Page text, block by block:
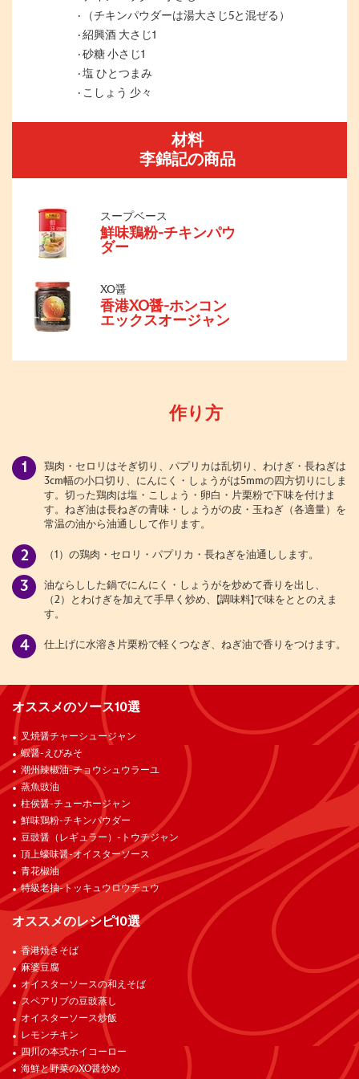
（チキンパウダーは湯大さじ5と混ぜる）
紹興酒 大さじ1
砂糖 小さじ1
塩 ひとつまみ
こしょう 少々
材料
李錦記の商品
スープベース
鮮味鶏粉-チキンパウ
ダー
XO醤
香港XO醤-ホンコン
エックスオージャン
作り方
鶏肉・セロリはそぎ切り、パプリカは乱切り、わけぎ・長ねぎは
3cm幅の小口切り、にんにく・しょうがは5mmの四方切りにしま
す。切った鶏肉は塩・こしょう・卵白・片栗粉で下味を付けま
す。ねぎ油は長ねぎの青味・しょうがの皮・玉ねぎ（各適量）を
常温の油から油通しして作リます。
（1）の鶏肉・セロリ・パプリカ・長ねぎを油通しします。
油ならしした鍋でにんにく・しょうがを炒めて香りを出し、
（2）とわけぎを加えて手早く炒め、【調味料】で味をととのえま
す。
仕上げに水溶き片栗粉で軽くつなぎ、ねぎ油で香りをつけます。
オススメのソース10選
叉焼醤チャーシュージャン
蝦醤-えびみそ
潮州辣椒油-チョウシュウラーユ
蒸魚豉油
柱侯醤-チューホージャン
鮮味鶏粉-チキンパウダー
豆豉醤（レギュラー）-トウチジャン
頂上蠔味醤-オイスターソース
青花椒油
特級老抽-トッキュウロウチュウ
オススメのレシピ10選
香港焼きそば
麻婆豆腐
オイスターソースの和えそば
スペアリブの豆豉蒸し
オイスターソース炒飯
レモンチキン
四川の本式ホイコーロー
海鮮と野菜のXO醤炒め